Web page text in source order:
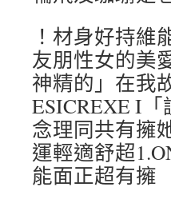
！材身好持維
友朋性女的美
神精的」在我
ESICREXE I
念理同共有擁
運輕適舒超
能面正超有擁